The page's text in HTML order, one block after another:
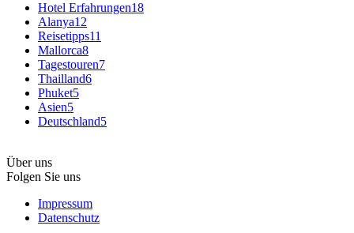
Hotel Erfahrungen18
Alanya12
Reisetipps11
Mallorca8
Tagestouren7
Thailland6
Phuket5
Asien5
Deutschland5
Über uns
Folgen Sie uns
Impressum
Datenschutz